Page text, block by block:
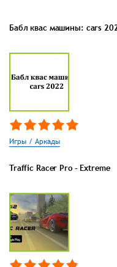
Бабл квас машины: cars
Игры / Аркады
Traffic Racer Pro - Extreme